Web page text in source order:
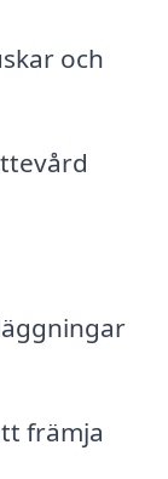
och
främja